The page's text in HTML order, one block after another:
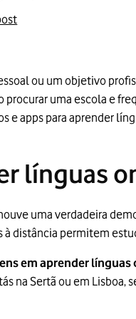
ou um objetivo
procurar uma escola e
e apps para aprender
línguas
uma verdadeira
à distância permitem
em aprender
na Sertã ou em